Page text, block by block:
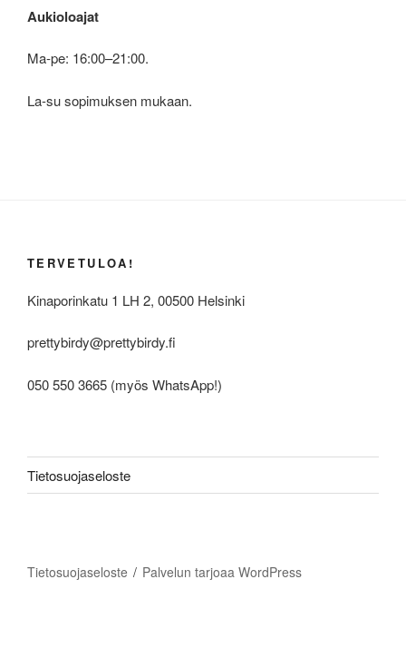
Aukioloajat
Ma-pe: 16:00–21:00.
La-su sopimuksen mukaan.
TERVETULOA!
Kinaporinkatu 1 LH 2, 00500 Helsinki
prettybirdy@prettybirdy.fi
050 550 3665 (myös WhatsApp!)
Tietosuojaseloste
Tietosuojaseloste Palvelun tarjoaa WordPress